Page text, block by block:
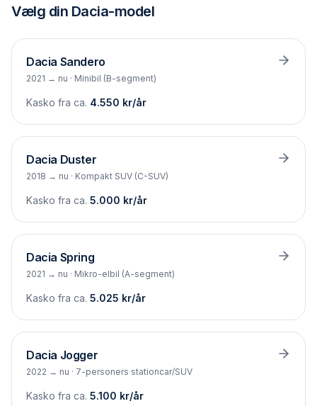
Vælg din Dacia-model
Dacia Sandero
2021 → nu · Minibil (B-segment)
Kasko fra ca. 4.550 kr/år
Dacia Duster
2018 → nu · Kompakt SUV (C-SUV)
Kasko fra ca. 5.000 kr/år
Dacia Spring
2021 → nu · Mikro-elbil (A-segment)
Kasko fra ca. 5.025 kr/år
Dacia Jogger
2022 → nu · 7-personers stationcar/SUV
Kasko fra ca. 5.100 kr/år